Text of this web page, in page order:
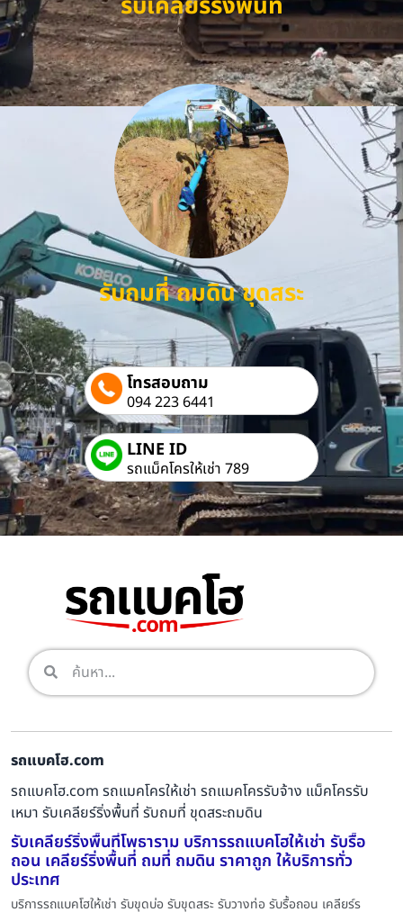
รับถมที่ ถมดิน ขุดสระ
โทรสอบถาม
094 223 6441
LINE ID
รถแม็คโครให้เช่า 789
รถแบคโฮ.com
รถแบคโฮ.com รถแมคโครให้เช่า รถแมคโครรับจ้าง แม็คโครรับ
เหมา รับเคลียร์ริ่งพื้นที่ รับถมที่ ขุดสระถมดิน
รับเคลียร์ริ่งพื้นที่โพธาราม บริการรถแบคโฮให้เช่า รับรื้อ
ถอน เคลียร์ริ่งพื้นที่ ถมที่ ถมดิน ราคาถูก ให้บริการทั่ว
ประเทศ
บริการรถแบคโฮให้เช่า รับขุดบ่อ รับขุดสระ รับวางท่อ รับรื้อถอน เคลียร์ร